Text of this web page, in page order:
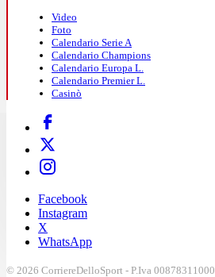
Video
Foto
Calendario Serie A
Calendario Champions
Calendario Europa L.
Calendario Premier L.
Casinò
Facebook
Instagram
X
WhatsApp
© 2026 CorriereDelloSport - P.Iva 00878311000